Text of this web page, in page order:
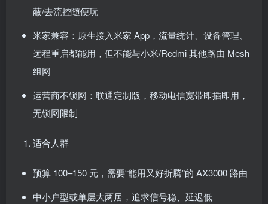
蔽/去流控随便玩
米家兼容：原生接入米家 App，流量统计、设备管理、
远程重启都能用，但不能与小米/Redmi 其他路由 Mesh
组网
运营商不锁网：联通定制版，移动电信宽带即插即用，
无锁网限制
适合人群
预算 100–150 元，需要“能用又好折腾”的 AX3000 路由
中小户型或单层大两居，追求信号稳、延迟低